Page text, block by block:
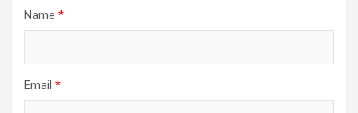
Name *
Email *